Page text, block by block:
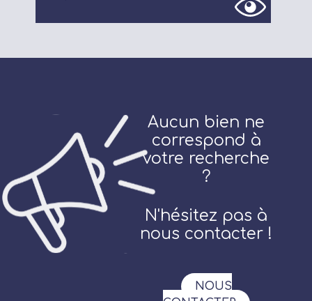
Aucun bien ne
correspond à
votre recherche
?
N'hésitez pas à
nous contacter !
NOUS